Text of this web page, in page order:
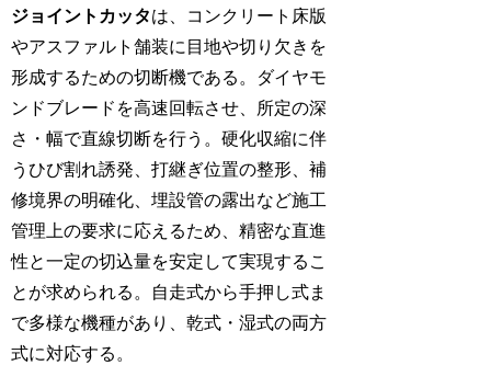
ジョイントカッタは、コンクリート床版
やアスファルト舗装に目地や切り欠きを
形成するための切断機である。ダイヤモ
ンドブレードを高速回転させ、所定の深
さ・幅で直線切断を行う。硬化収縮に伴
うひび割れ誘発、打継ぎ位置の整形、補
修境界の明確化、埋設管の露出など施工
管理上の要求に応えるため、精密な直進
性と一定の切込量を安定して実現するこ
とが求められる。自走式から手押し式ま
で多様な機種があり、乾式・湿式の両方
式に対応する。